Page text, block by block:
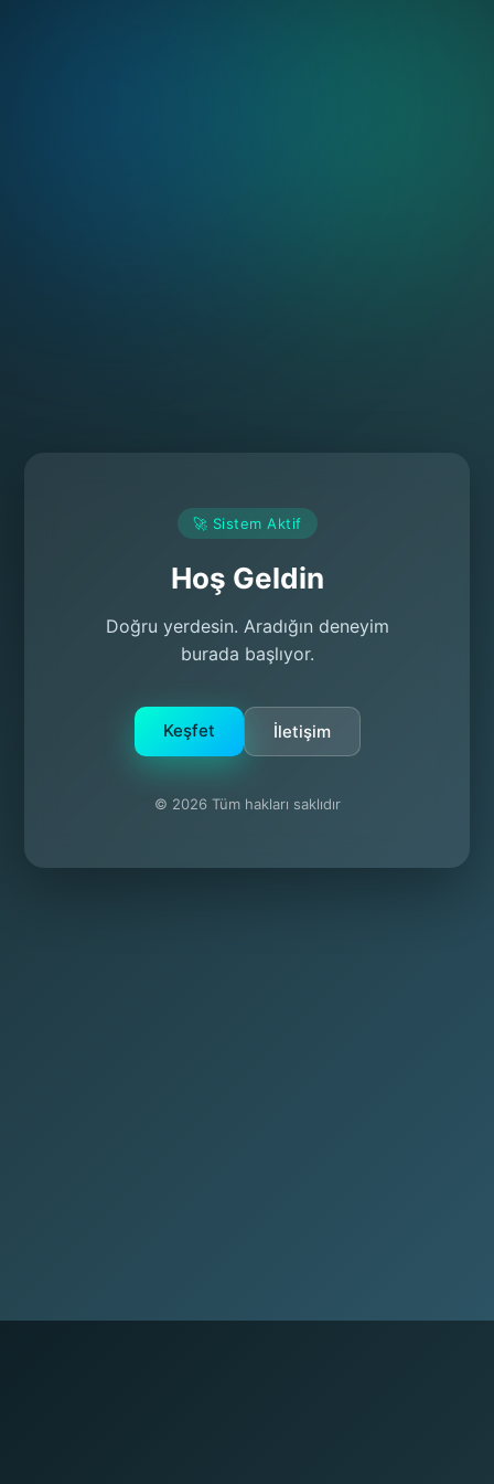
🚀 Sistem Aktif
Hoş Geldin
Doğru yerdesin. Aradığın deneyim
burada başlıyor.
Keşfet İletişim
© 2026 Tüm hakları saklıdır